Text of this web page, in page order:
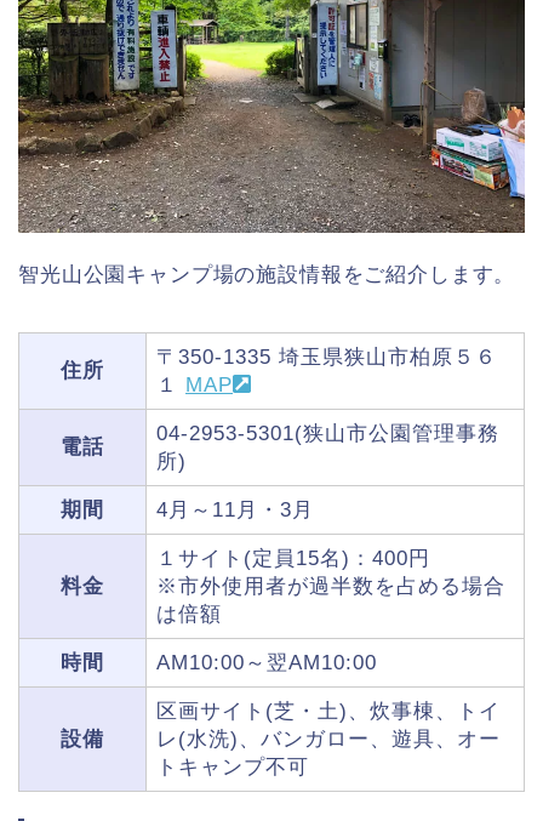
智光山公園キャンプ場の施設情報をご紹介します。
住所
〒350-1335 埼玉県狭山市柏原５６
１ MAP
電話
04-2953-5301(狭山市公園管理事務
所)
期間 4月～11月・3月
料金
１サイト(定員15名)：400円
※市外使用者が過半数を占める場合
は倍額
時間 AM10:00～翌AM10:00
設備
区画サイト(芝・土)、炊事棟、トイ
レ(水洗)、バンガロー、遊具、オー
トキャンプ不可